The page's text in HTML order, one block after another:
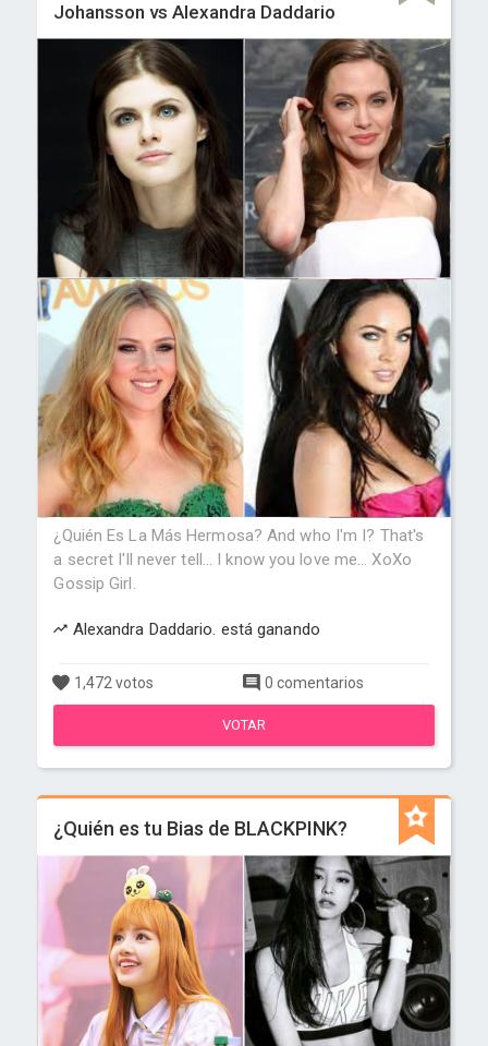
Johansson vs Alexandra Daddario
¿Quién Es La Más Hermosa? And who I'm I? That's
a secret I'll never tell... I know you love me... XoXo
Gossip Girl.
Alexandra Daddario. está ganando
1,472 votos 0 comentarios
VOTAR
¿Quién es tu Bias de BLACKPINK?